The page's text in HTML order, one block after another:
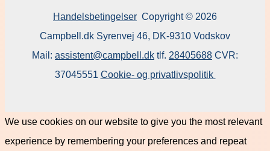
Handelsbetingelser Copyright © 2026
Campbell.dk Syrenvej 46, DK-9310 Vodskov
Mail: assistent@campbell.dk tlf. 28405688 CVR:
37045551 Cookie- og privatlivspolitik
We use cookies on our website to give you the most relevant
experience by remembering your preferences and repeat